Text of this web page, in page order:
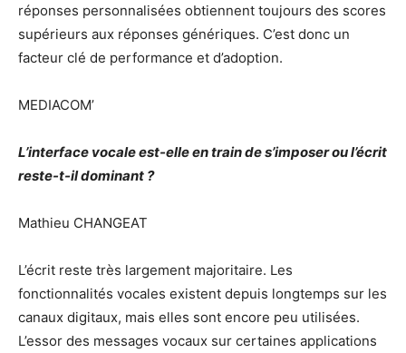
réponses personnalisées obtiennent toujours des scores
supérieurs aux réponses génériques. C’est donc un
facteur clé de performance et d’adoption.
MEDIACOM’
L’interface vocale est-elle en train de s’imposer ou l’écrit
reste-t-il dominant ?
Mathieu CHANGEAT
L’écrit reste très largement majoritaire. Les
fonctionnalités vocales existent depuis longtemps sur les
canaux digitaux, mais elles sont encore peu utilisées.
L’essor des messages vocaux sur certaines applications